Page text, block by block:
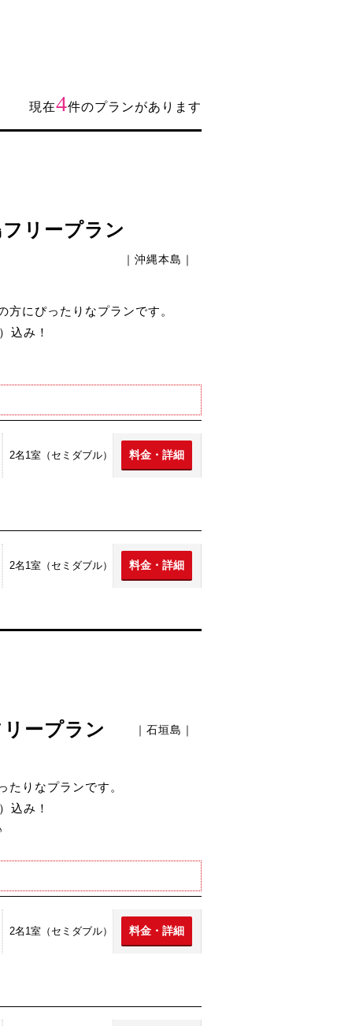
現在4件のプランがあります
リープラン
｜沖縄本島｜
にぴったりなプランです。
込み！
2名1室（セミダブル）
料金・詳細
2名1室（セミダブル）
料金・詳細
ープラン ｜石垣島｜
たりなプランです。
込み！
2名1室（セミダブル）
料金・詳細